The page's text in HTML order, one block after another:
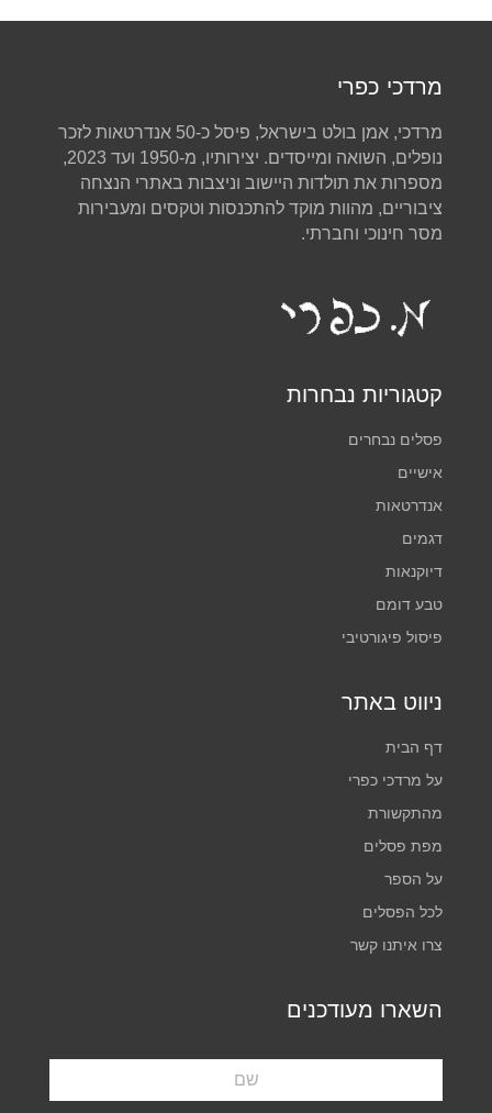
מרדכי כפרי
מרדכי, אמן בולט בישראל, פיסל כ-50 אנדרטאות לזכר
נופלים, השואה ומייסדים. יצירותיו, מ-1950 ועד 2023,
מספרות את תולדות היישוב וניצבות באתרי הנצחה
ציבוריים, מהוות מוקד להתכנסות וטקסים ומעבירות
מסר חינוכי וחברתי.
קטגוריות נבחרות
פסלים נבחרים
אישיים
אנדרטאות
דגמים
דיוקנאות
טבע דומם
פיסול פיגורטיבי
ניווט באתר
דף הבית
על מרדכי כפרי
מהתקשורת
מפת פסלים
על הספר
לכל הפסלים
צרו איתנו קשר
השארו מעודכנים